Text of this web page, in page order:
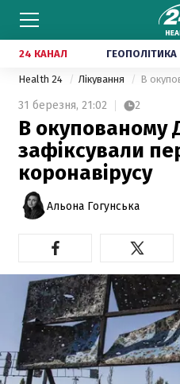
24 КАНАЛ ГЕОПОЛІТИКА
Health 24 Лікування
31 березня, 21:02 2
В окупованому
зафіксували
коронавірусу
Альона Гогунська